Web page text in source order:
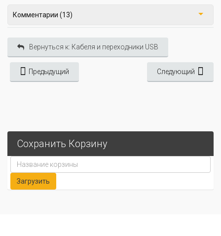
Комментарии (13)
Вернуться к: Кабеля и переходники USB
Предыдущий Следующий
Сохранить Корзину